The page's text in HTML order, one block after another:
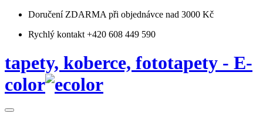
Doručení ZDARMA při objednávce nad 3000 Kč
Rychlý kontakt +420 608 449 590
tapety, koberce, fototapety - E-
color